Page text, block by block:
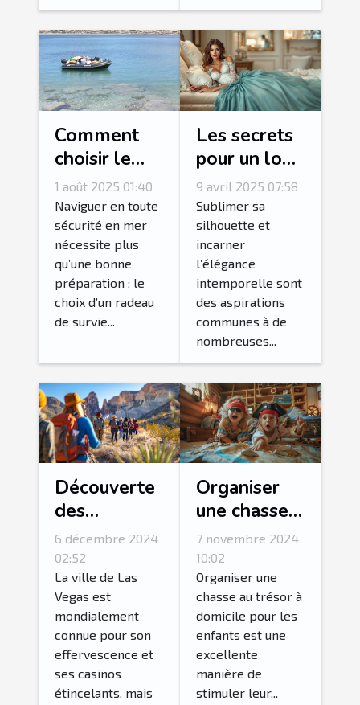
Comment
choisir le
bon radeau
de survie
pour votre
équipage ?
1 août 2025 01:40
Naviguer en toute
sécurité en mer
nécessite plus
qu’une bonne
préparation ; le
choix d’un radeau
de survie...
Les secrets
pour un look
glamoureux
avec des
corsets et
bustiers
9 avril 2025 07:58
Sublimer sa
silhouette et
incarner
l’élégance
intemporelle sont
des aspirations
communes à de
nombreuses...
Découverte
des
merveilles
naturelles
autour de
Las Vegas
en excursion
guidée
6 décembre 2024
02:52
La ville de Las
Vegas est
mondialement
connue pour son
effervescence et
ses casinos
étincelants, mais
Organiser
une chasse
au trésor
thématique
pour enfants
à domicile
7 novembre 2024
10:02
Organiser une
chasse au trésor à
domicile pour les
enfants est une
excellente
manière de
stimuler leur...